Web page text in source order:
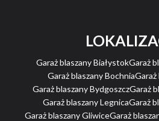
Garaż blaszany BiałystokGaraż
Garaż blaszany BochniaGaraż
Garaż blaszany BydgoszczGaraż
Garaż blaszany LegnicaGaraż
Garaż blaszany GliwiceGaraż